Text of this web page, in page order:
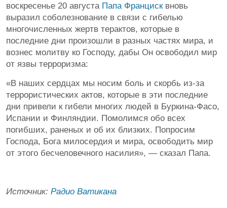
воскресенье 20 августа Папа Францисквновь
выразил соболезнование в связи с гибелью
многочисленных жертв терактов, которые в
последние дни произошли в разных частях мира, и
вознес молитву ко Господу, дабы Он освободил мир
от язвы терроризма:
«В наших сердцах мы носим боль и скорбь из-за
террористических актов, которые в эти последние
дни привели к гибели многих людей в Буркина-Фасо,
Испании и Финляндии. Помолимся обо всех
погибших, раненых и об их близких. Попросим
Господа, Бога милосердия и мира, освободить мир
от этого бесчеловечного насилия», — сказал Папа.
Источник: Радио Ватикана